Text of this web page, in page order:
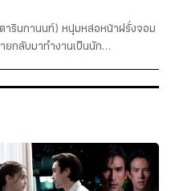
ารินกานนท์) หนุ่มหล่อหน้าฝรั่งจอม
ยกลับมาทำงานเป็นนัก
นใจ แต่นับตั้งแต่คืนแรกที่เขากลับมา